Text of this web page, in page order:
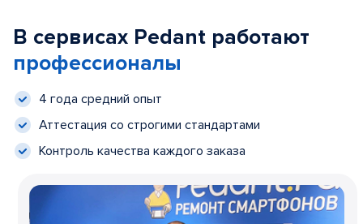
В сервисах Pedant работают
профессионалы
4 года средний опыт
Аттестация со строгими стандартами
Контроль качества каждого заказа